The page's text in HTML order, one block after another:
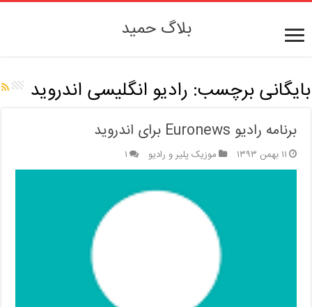
بلاگ حمید
بایگانی برچسب: رادیو انگلیسی اندروید
برنامه رادیو Euronews برای اندروید
۱۱ بهمن ۱۳۹۳ موزیک پلیر و رادیو ۱